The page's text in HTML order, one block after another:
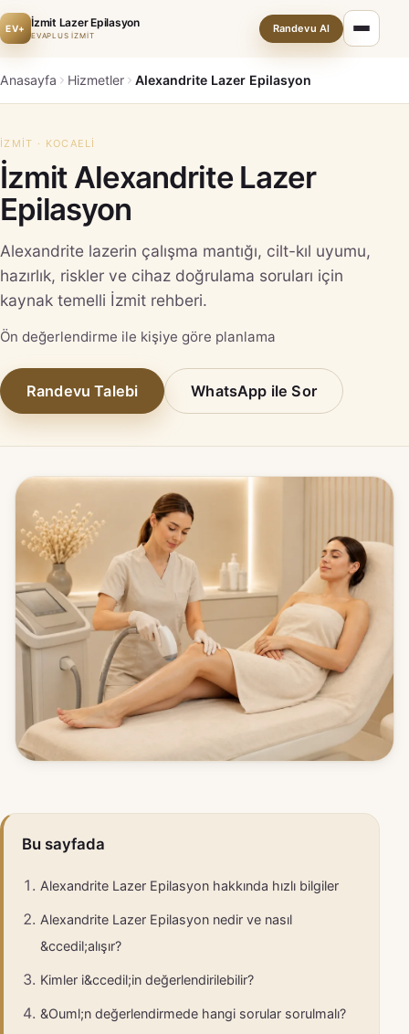
EV+ İzmit Lazer Epilasyon
EVAPLUS İZMİT
Randevu Al
Anasayfa Hizmetler Alexandrite Lazer Epilasyon
İZMIT · KOCAELI
İzmit Alexandrite Lazer
Epilasyon
Alexandrite lazerin çalışma mantığı, cilt-kıl uyumu,
hazırlık, riskler ve cihaz doğrulama soruları için
kaynak temelli İzmit rehberi.
Ön değerlendirme ile kişiye göre planlama
Randevu Talebi WhatsApp ile Sor
Bu sayfada
Alexandrite Lazer Epilasyon hakkında hızlı bilgiler
Alexandrite Lazer Epilasyon nedir ve nasıl
&ccedil;alışır?
Kimler i&ccedil;in değerlendirilebilir?
&Ouml;n değerlendirmede hangi sorular sorulmalı?